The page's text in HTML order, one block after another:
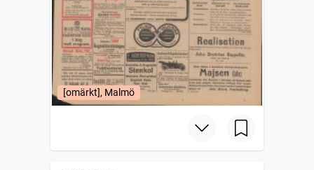
[omärkt], Malmö